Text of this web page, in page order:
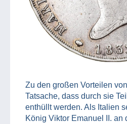
Zu den großen Vorteilen
Tatsache, dass durch sie
enthüllt werden. Als Italien
König Viktor Emanuel II. an